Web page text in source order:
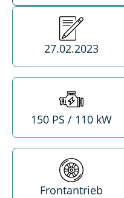
27.02.2023
Leistung
150 PS / 110 kW
Antrieb
Frontantrieb